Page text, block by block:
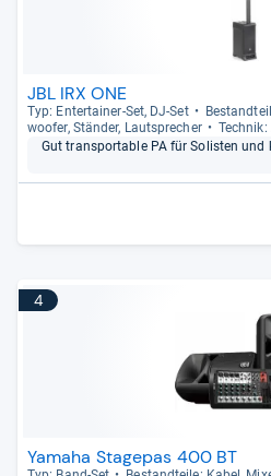
JBL IRX ONE
Typ: Enter­tai­ner-​Set, DJ-​Set
woofer, Stän­der, Laut­spre­cher
Gut trans­por­ta­ble PA für Solis­ten und
4
Yamaha Stagepas 400 BT